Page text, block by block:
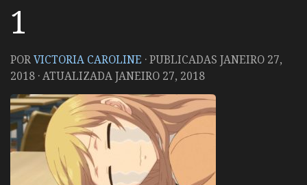
1
PORVICTORIA CAROLINE · PUBLICADAS JANEIRO 27,
2018 · ATUALIZADAJANEIRO 27, 2018